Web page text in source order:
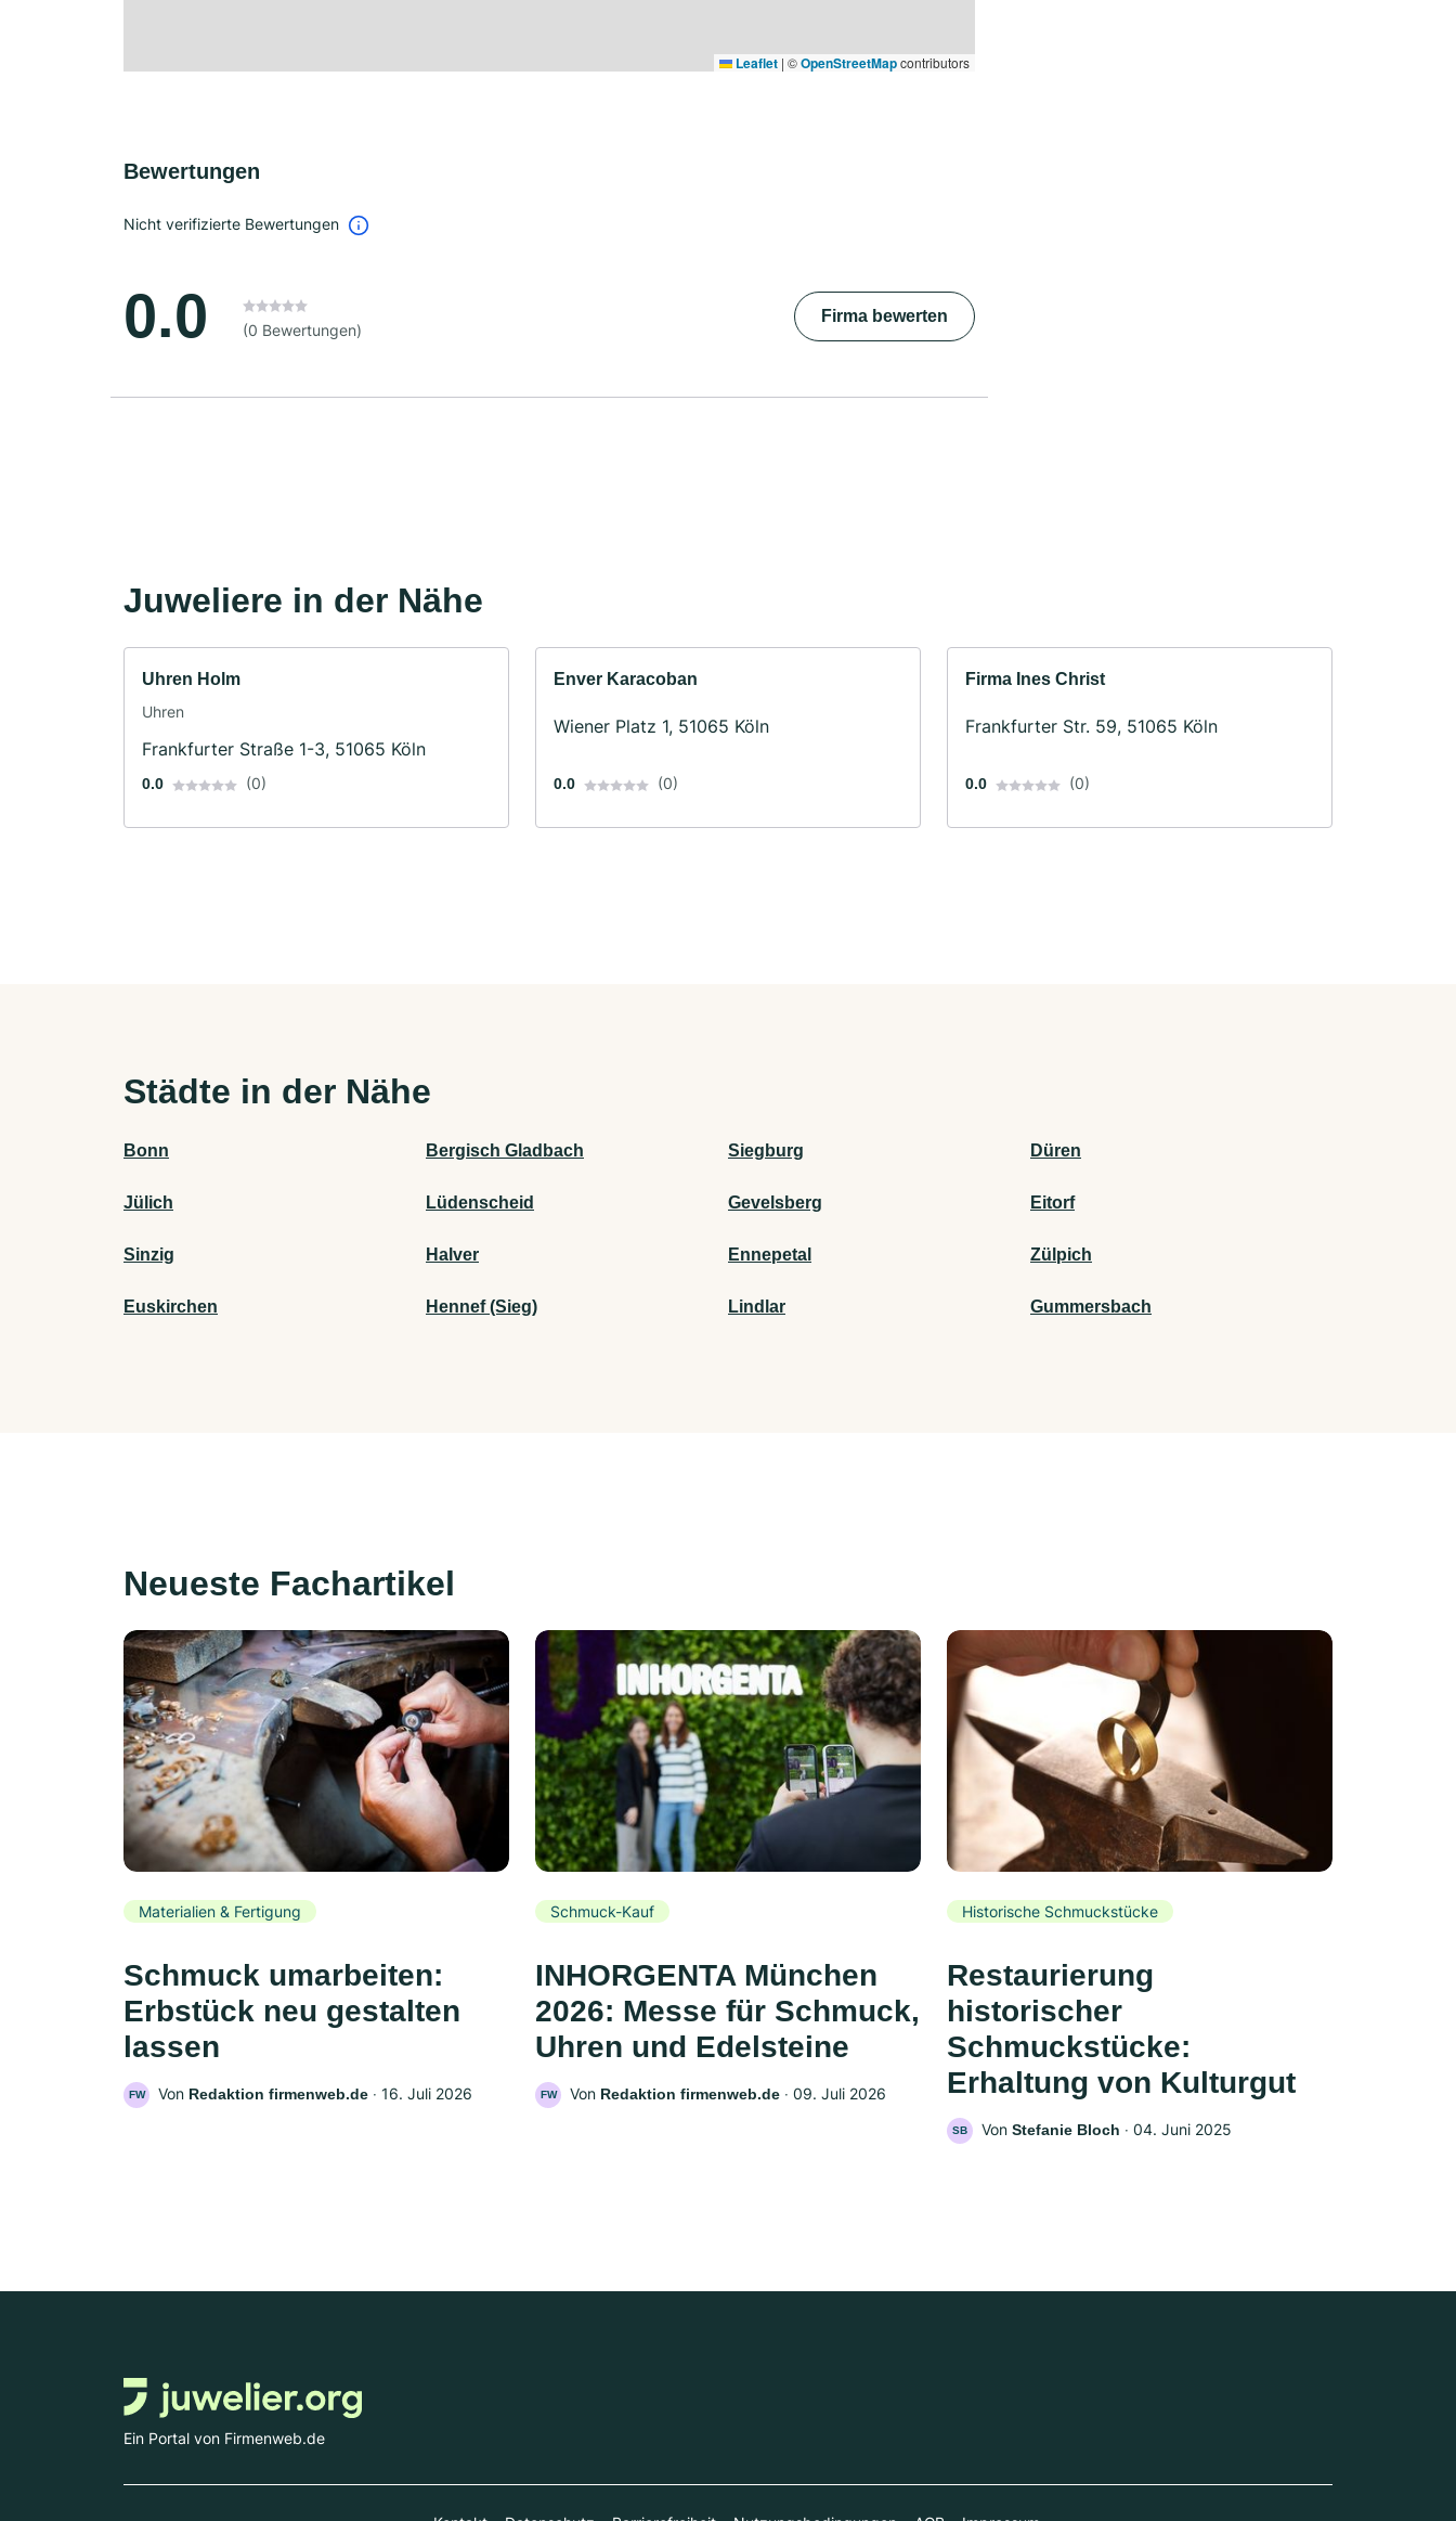
Leaflet | ©OpenStreetMapcontributors
Bewertungen
Nicht verifizierte Bewertungen
0.0 (0 Bewertungen)
Firma bewerten
Juweliere in der Nähe
Uhren Holm
Uhren
Frankfurter Straße 1-3, 51065 Köln
0.0 (0)
Enver Karacoban
Wiener Platz 1, 51065 Köln
0.0 (0)
Firma Ines Christ
Frankfurter Str. 59, 51065 Köln
0.0 (0)
Städte in der Nähe
Bonn Bergisch Gladbach Siegburg Düren
Jülich Lüdenscheid Gevelsberg Eitorf
Sinzig Halver Ennepetal Zülpich
Euskirchen Hennef (Sieg) Lindlar Gummersbach
Neueste Fachartikel
Materialien & Fertigung
Schmuck umarbeiten:
Erbstück neu gestalten
lassen
FW Von Redaktion firmenweb.de ‧ 16. Juli 2026
Schmuck-Kauf
INHORGENTA München
2026: Messe für Schmuck,
Uhren und Edelsteine
FW Von Redaktion firmenweb.de ‧ 09. Juli 2026
Historische Schmuckstücke
Restaurierung
historischer
Schmuckstücke:
Erhaltung von Kulturgut
SB Von Stefanie Bloch ‧ 04. Juni 2025
Ein Portal von Firmenweb.de